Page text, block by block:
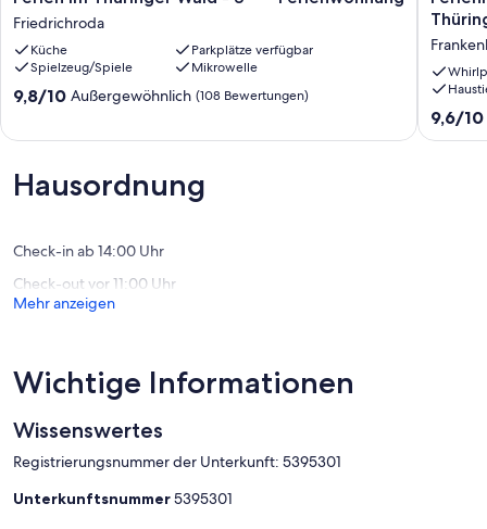
im
Thüringer
Wald
-
3
Friedrichroda
Küche
Parkplätze verfügbar
Spielzeug/Spiele
Mikrowelle
9.8
(108
Bewertungen)
9,8/10 Außergewöhnlich (108 Bewertungen)
Lütsche
direkt
am
Stausee
im
9.6
von
9,6/10
Hausordnung
Check-in ab 14:00 Uhr
Check-out vor 11:00 Uhr
Mehr anzeigen
Wichtige Informationen
Wissenswertes
Registrierungsnummer der Unterkunft: 5395301
Unterkunftsnummer5395301